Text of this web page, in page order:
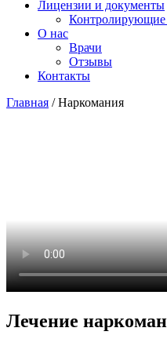
Лицензии и документы
Контролирующие
О нас
Врачи
Отзывы
Контакты
Главная /Наркомания
Лечение